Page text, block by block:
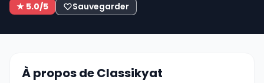
★ 5.0/5
Sauvegarder
À propos de Classikyat